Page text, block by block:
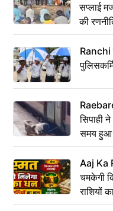
सप्लाई
की
Ranchi
सिपाही
समय हुआ
Aaj Ka
चमकेगी
राशियों